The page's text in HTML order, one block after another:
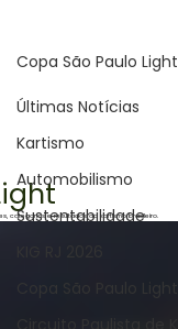
Últimas Notícias
Kartismo
Automobilismo
Sustentabilidade
Copa São Paulo Light
Copa São Paulo Light
categorias e resultados do kartismo brasileiro.